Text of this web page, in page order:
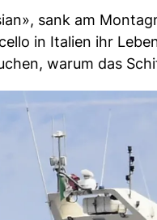
sank am
in Italien ihr
warum das